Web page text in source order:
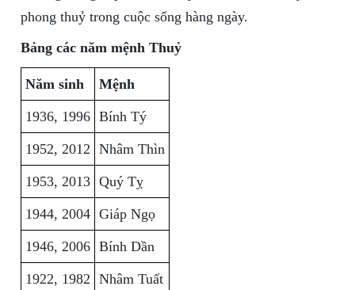
phong thuỷ trong cuộc sống hàng ngày.
Bảng các năm mệnh Thuỷ
Năm sinh Mệnh
1936, 1996 Bính Tý
1952, 2012 Nhâm Thìn
1953, 2013 Quý Tỵ
1944, 2004 Giáp Ngọ
1946, 2006 Bính Dần
1922, 1982 Nhâm Tuất